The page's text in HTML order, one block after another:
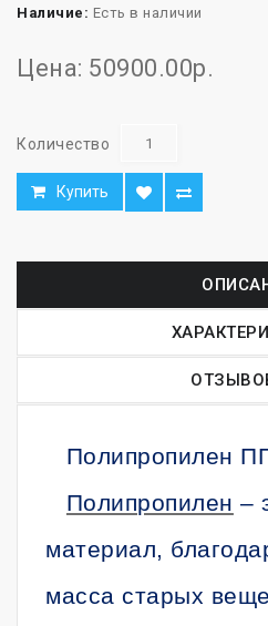
Наличие: Есть в наличии
Цена: 50900.00р.
Количество
Купить
Полипропилен
Полипропилен –
материал,
масса старых